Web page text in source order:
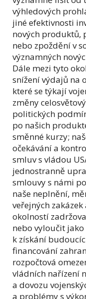
výhledových
jiné efektivnosti
nových produktů,
nebo zpoždění v
významných
Dále mezi tyto
snížení výdajů na
které se týkají
změny
politických
po našich
směnné kurzy;
očekávání a
smluv s vládou
jednostranně
smlouvy s námi
naše neplnění,
veřejných
okolností
nebo vyloučit
k získání
financování
rozpočtová
vládních nařízení
a dovozu
a problémy s